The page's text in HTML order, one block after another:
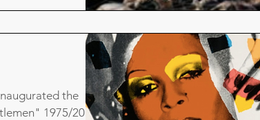
the
1975/2016